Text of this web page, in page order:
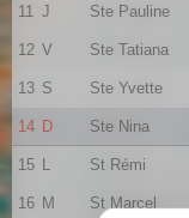
11 J Ste Pauline
12 V Ste Tatiana
13 S Ste Yvette
14 D Ste Nina
15 L St Rémi
16 M St Marcel